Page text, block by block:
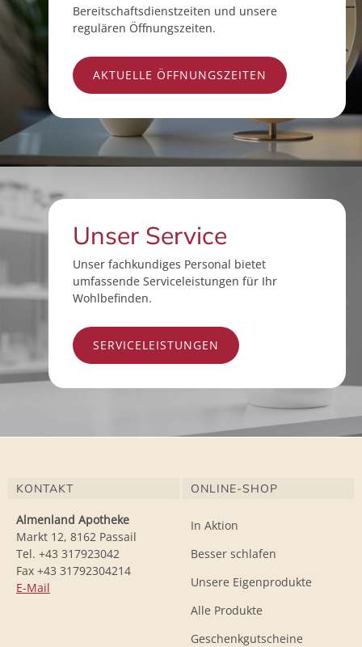
Bereitschaftsdienstzeiten und unsere
regulären Öffnungszeiten.
AKTUELLE ÖFFNUNGSZEITEN
Unser Service
Unser fachkundiges Personal bietet
umfassende Serviceleistungen für Ihr
Wohlbefinden.
SERVICELEISTUNGEN
KONTAKT
Almenland Apotheke
Markt 12, 8162 Passail
Tel. +43 317923042
Fax +43 31792304214
E-Mail
ONLINE-SHOP
In Aktion
Besser schlafen
Unsere Eigenprodukte
Alle Produkte
Geschenkgutscheine